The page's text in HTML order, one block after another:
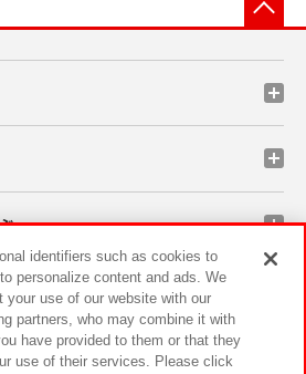
ン
identifiers such as cookies to
personalize content and ads. We
your use of our website with our
partners, who may combine it with
have provided to them or that they
use of their services. Please click